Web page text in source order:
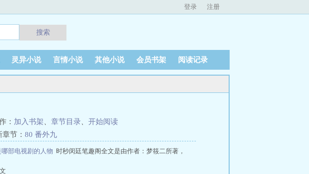
登录 注册
搜索
灵异小说 言情小说 其他小说 会员书架 阅读记录
： 加入书架 章节目录
开始阅读
节： 80 番外九
哪部电视剧的人物 时秒闵廷笔趣阁全文是由作者：梦筱二所著，